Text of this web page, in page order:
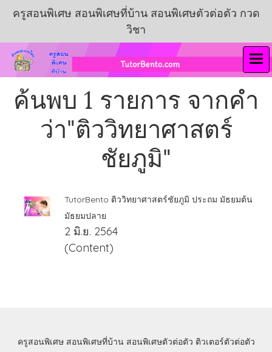
ครูสอนพิเศษ สอนพิเศษที่บ้าน สอนพิเศษตัวต่อตัว กวด
วิชา
ค้นพบ 1 รายการ จากคำ
ว่า"ติววิทยาศาสตร์
ชัยภูมิ"
TutorBento ติววิทยาศาสตร์ชัยภูมิ ประถม มัธยมต้น
มัธยมปลาย
2 มิ.ย. 2564
(Content)
ครูสอนพิเศษ สอนพิเศษที่บ้าน สอนพิเศษตัวต่อตัว ติวเตอร์ตัวต่อตัว